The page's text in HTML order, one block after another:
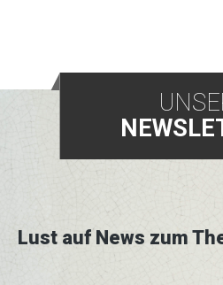
Lust auf News zum